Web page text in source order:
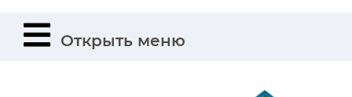
Открыть меню